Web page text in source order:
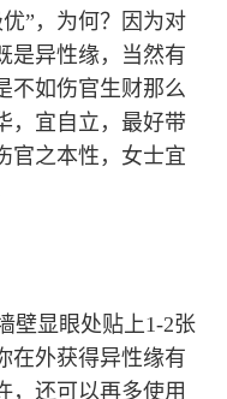
”，为何？因为对
是异性缘，当然有
不如伤官生财那么
，宜自立，最好带
官之本性，女士宜
壁显眼处贴上1-2张
在外获得异性缘有
，还可以再多使用